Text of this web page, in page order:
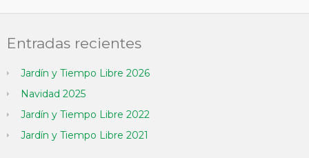
Entradas recientes
Jardín y Tiempo Libre 2026
Navidad 2025
Jardín y Tiempo Libre 2022
Jardín y Tiempo Libre 2021